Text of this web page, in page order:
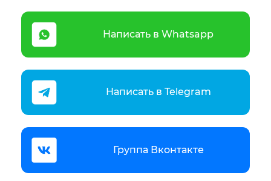
Написать в Whatsapp
Написать в Telegram
Группа Вконтакте